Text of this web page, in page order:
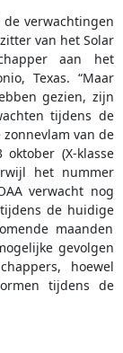
de verwachtingen
van het Solar
aan het
Texas. “Maar
gezien, zijn
tijdens de
zonnevlam van de
(X-klasse
het nummer
verwacht nog
de huidige
maanden
gevolgen
hoewel
tijdens de